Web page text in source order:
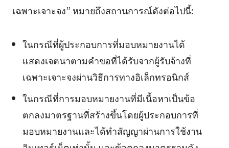
เฉพาะเจาะจง” หมายถึงสถานการณ์ดังต่อไปนี้:
ในกรณีที่ผู้ประกอบการที่มอบหมายงานได้
แสดงเจตนาตามคำขอที่ได้รับจากผู้รับจ้างที่
เฉพาะเจาะจงผ่านวิธีการทางอิเล็กทรอนิกส์
ในกรณีที่การมอบหมายงานที่มีเนื้อหาเป็นข้อ
ตกลงมาตรฐานที่สร้างขึ้นโดยผู้ประกอบการที่
มอบหมายงานและได้ทำสัญญาผ่านการใช้งาน